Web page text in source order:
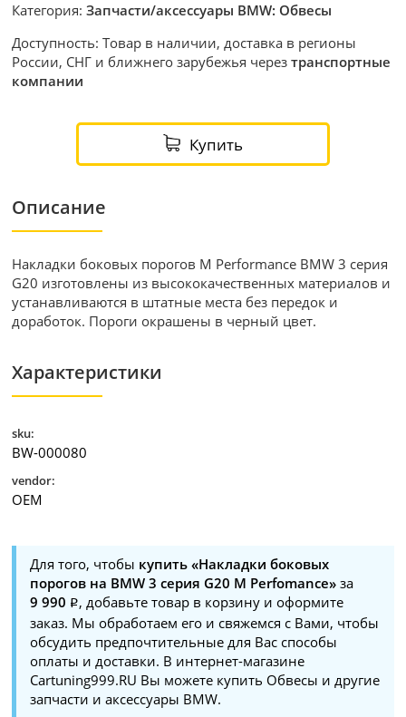
Категория:Запчасти/аксессуары BMW: Обвесы
Доступность: Товар в наличии, доставка в регионы
России, СНГ и ближнего зарубежья черезтранспортные
компании
Купить
Описание
Накладки боковых порогов M Performance BMW 3 серия
G20 изготовлены из высококачественных материалов и
устанавливаются в штатные места без передок и
доработок. Пороги окрашены в черный цвет.
Характеристики
sku:
BW-000080
vendor:
OEM
Для того, чтобы купить «Накладки боковых
порогов на BMW 3 серия G20 M Perfomance» за
9 990
, добавьте товар в корзину и оформите
заказ. Мы обработаем его и свяжемся с Вами, чтобы
обсудить предпочтительные для Вас способы
оплаты и доставки. В интернет-магазине
Cartuning999.RU Вы можете купить Обвесы и другие
запчасти и аксессуары BMW.